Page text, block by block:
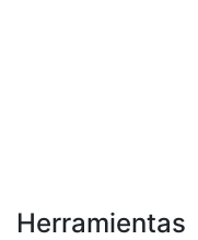
Herramientas